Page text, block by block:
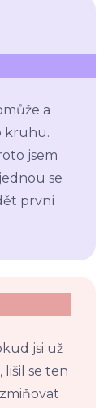
a
kruhu.
jsem
se
první
jsi už
se ten